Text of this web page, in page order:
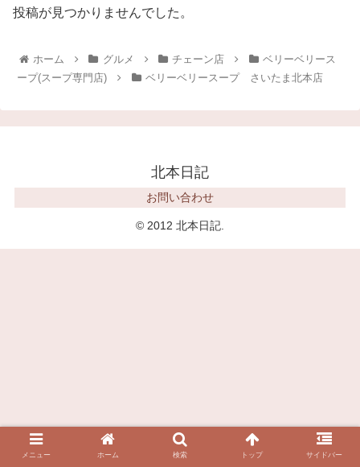
投稿が見つかりませんでした。
ホーム グルメ チェーン店
ベリーベリース
ープ(スープ専門店)
ベリーベリースープ さいたま北本店
北本日記
お問い合わせ
© 2012 北本日記.
メニュー ホーム 検索 トップ サイドバー